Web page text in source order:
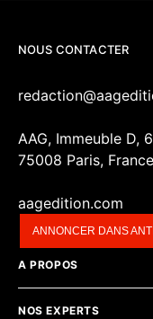
NOUS CONTACTER
AAG, Immeuble D,
75008 Paris, France
aagedition.com
ANNONCER DANS
A PROPOS
NOS EXPERTS